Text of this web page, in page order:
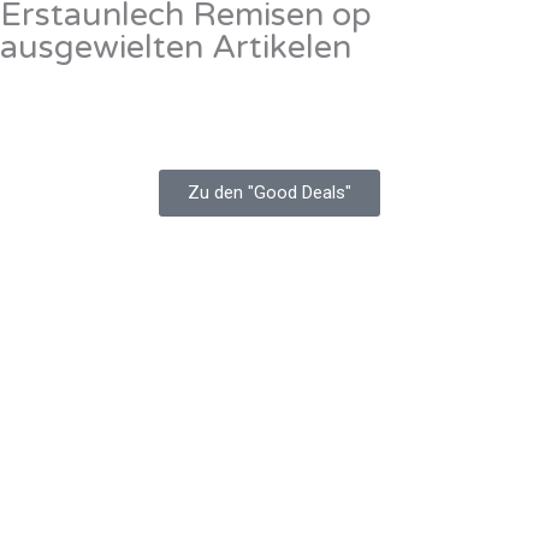
Erstaunlech Remisen op
ausgewielten Artikelen
Zu den "Good Deals"